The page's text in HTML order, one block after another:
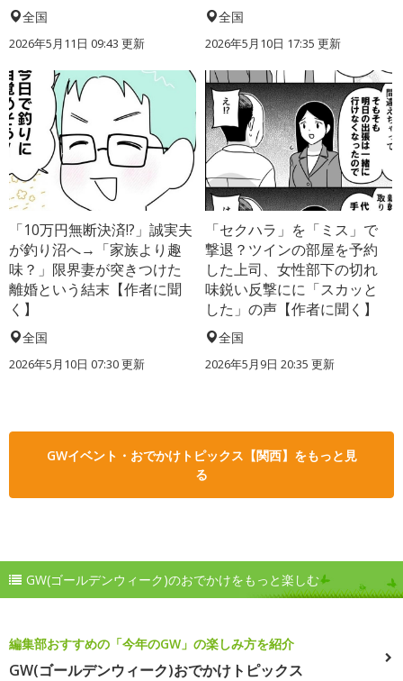
全国
2026年5月11日 09:43 更新
全国
2026年5月10日 17:35 更新
「10万円無断決済!?」誠実夫
が釣り沼へ→「家族より趣
味？」限界妻が突きつけた
離婚という結末【作者に聞
く】
全国
2026年5月10日 07:30 更新
「セクハラ」を「ミス」で
撃退？ツインの部屋を予約
した上司、女性部下の切れ
味鋭い反撃にに「スカッと
した」の声【作者に聞く】
全国
2026年5月9日 20:35 更新
GWイベント・おでかけトピックス【関西】をもっと見
る
GW(ゴールデンウィーク)のおでかけをもっと楽しむ
編集部おすすめの「今年のGW」の楽しみ方を紹介
GW(ゴールデンウィーク)おでかけトピックス